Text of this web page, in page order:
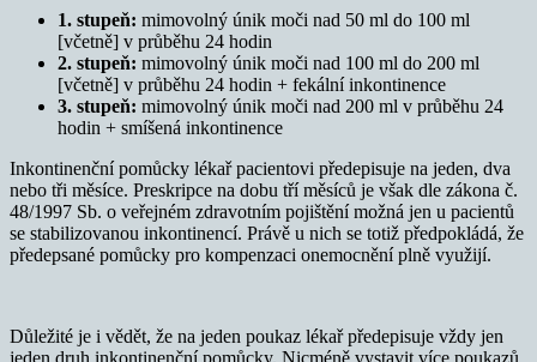
1. stupeň: mimovolný únik moči nad 50 ml do 100 ml
[včetně] v průběhu 24 hodin
2. stupeň: mimovolný únik moči nad 100 ml do 200 ml
[včetně] v průběhu 24 hodin + fekální inkontinence
3. stupeň: mimovolný únik moči nad 200 ml v průběhu 24
hodin + smíšená inkontinence
Inkontinenční pomůcky lékař pacientovi předepisuje na jeden, dva
nebo tři měsíce. Preskripce na dobu tří měsíců je však dle zákona č.
48/1997 Sb. o veřejném zdravotním pojištění možná jen u pacientů
se stabilizovanou inkontinencí. Právě u nich se totiž předpokládá, že
předepsané pomůcky pro kompenzaci onemocnění plně využijí.
Důležité je i vědět, že na jeden poukaz lékař předepisuje vždy jen
jeden druh inkontinenční pomůcky. Nicméně vystavit více poukazů